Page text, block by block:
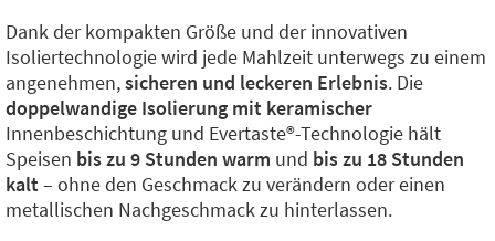
Dank der kompakten Größe und der innovativen
Isoliertechnologie wird jede Mahlzeit unterwegs zu einem
angenehmen,sicheren und leckeren Erlebnis. Die
doppelwandige Isolierung mit keramischer
Innenbeschichtung und Evertaste®️-Technologie hält
Speisen bis zu 9 Stunden warm und bis zu 18 Stunden
kalt– ohne den Geschmack zu verändern oder einen
metallischen Nachgeschmack zu hinterlassen.